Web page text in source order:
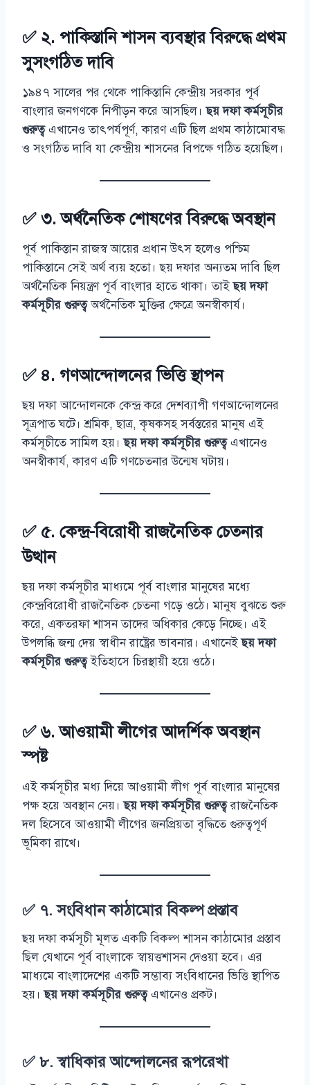
✅ ২. পাকিস্তানি শাসন ব্যবস্থার বিরুদ্ধে প্রথম
সুসংগঠিত দাবি
১৯৪৭ সালের পর থেকে পাকিস্তানি কেন্দ্রীয় সরকার পূর্ব
বাংলার জনগণকে নিপীড়ন করে আসছিল।ছয় দফা কর্মসূচীর
গুরুত্বএখানেও তাৎপর্যপূর্ণ, কারণ এটি ছিল প্রথম কাঠামোবদ্ধ
ও সংগঠিত দাবি যা কেন্দ্রীয় শাসনের বিপক্ষে গঠিত হয়েছিল।
✅ ৩. অর্থনৈতিক শোষণের বিরুদ্ধে অবস্থান
পূর্ব পাকিস্তান রাজস্ব আয়ের প্রধান উৎস হলেও পশ্চিম
পাকিস্তানে সেই অর্থ ব্যয় হতো। ছয় দফার অন্যতম দাবি ছিল
অর্থনৈতিক নিয়ন্ত্রণ পূর্ব বাংলার হাতে থাকা। তাইছয় দফা
কর্মসূচীর গুরুত্বঅর্থনৈতিক মুক্তির ক্ষেত্রে অনস্বীকার্য।
✅ ৪. গণআন্দোলনের ভিত্তি স্থাপন
ছয় দফা আন্দোলনকে কেন্দ্র করে দেশব্যাপী গণআন্দোলনের
সূত্রপাত ঘটে। শ্রমিক, ছাত্র, কৃষকসহ সর্বস্তরের মানুষ এই
কর্মসূচীতে সামিল হয়।ছয় দফা কর্মসূচীর গুরুত্বএখানেও
অনস্বীকার্য, কারণ এটি গণচেতনার উন্মেষ ঘটায়।
✅ ৫. কেন্দ্র-বিরোধী রাজনৈতিক চেতনার
উত্থান
ছয় দফা কর্মসূচীর মাধ্যমে পূর্ব বাংলার মানুষের মধ্যে
কেন্দ্রবিরোধী রাজনৈতিক চেতনা গড়ে ওঠে। মানুষ বুঝতে শুরু
করে, একতরফা শাসন তাদের অধিকার কেড়ে নিচ্ছে। এই
উপলব্ধি জন্ম দেয় স্বাধীন রাষ্ট্রের ভাবনার। এখানেইছয় দফা
কর্মসূচীর গুরুত্বইতিহাসে চিরস্থায়ী হয়ে ওঠে।
✅ ৬. আওয়ামী লীগের আদর্শিক অবস্থান
স্পষ্ট
এই কর্মসূচীর মধ্য দিয়ে আওয়ামী লীগ পূর্ব বাংলার মানুষের
পক্ষ হয়ে অবস্থান নেয়।ছয় দফা কর্মসূচীর গুরুত্বরাজনৈতিক
দল হিসেবে আওয়ামী লীগের জনপ্রিয়তা বৃদ্ধিতে গুরুত্বপূর্ণ
ভূমিকা রাখে।
✅ ৭. সংবিধান কাঠামোর বিকল্প প্রস্তাব
ছয় দফা কর্মসূচী মূলত একটি বিকল্প শাসন কাঠামোর প্রস্তাব
ছিল যেখানে পূর্ব বাংলাকে স্বায়ত্তশাসন দেওয়া হবে। এর
মাধ্যমে বাংলাদেশের একটি সম্ভাব্য সংবিধানের ভিত্তি স্থাপিত
হয়।ছয় দফা কর্মসূচীর গুরুত্বএখানেও প্রকট।
✅ ৮. স্বাধিকার আন্দোলনের রূপরেখা